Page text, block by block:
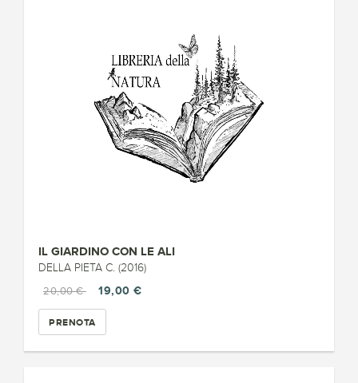
IL GIARDINO CON LE ALI
DELLA PIETA C. (2016)
20,00 €
19,00 €
PRENOTA